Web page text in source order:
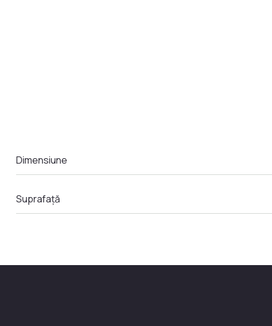
Dimensiune
Suprafață